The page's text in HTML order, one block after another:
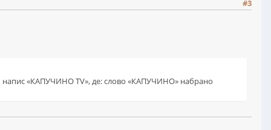
#3
напис «КАПУЧИНО TV», де: слово «КАПУЧИНО» набрано